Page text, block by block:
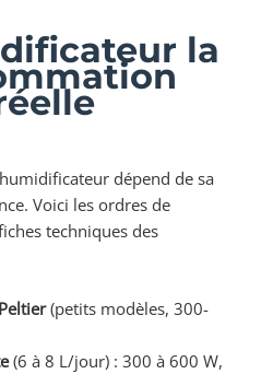
la
dépend de sa
Voici les ordres de
techniques des
(petits modèles, 300-
(6 à 8 L/jour) : 300 à 600 W,